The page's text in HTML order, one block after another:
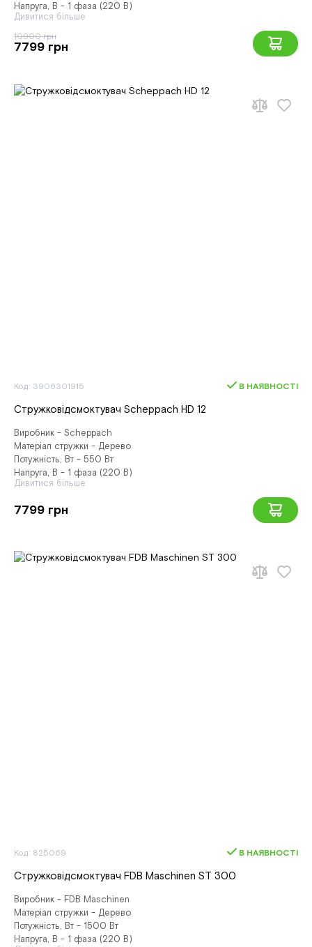
Напруга, В - 1 фаза (220 В)
Дивитися більше
10900 грн
7799 грн
Код: 3906301915 В НАЯВНОСТІ
Стружковідсмоктувач Scheppach HD 12
Виробник - Scheppach
Матеріал стружки - Дерево
Потужність, Вт - 550 Вт
Напруга, В - 1 фаза (220 В)
Дивитися більше
7799 грн
Код: 825069 В НАЯВНОСТІ
Стружковідсмоктувач FDB Maschinen ST 300
Виробник - FDB Maschinen
Матеріал стружки - Дерево
Потужність, Вт - 1500 Вт
Напруга, В - 1 фаза (220 В)